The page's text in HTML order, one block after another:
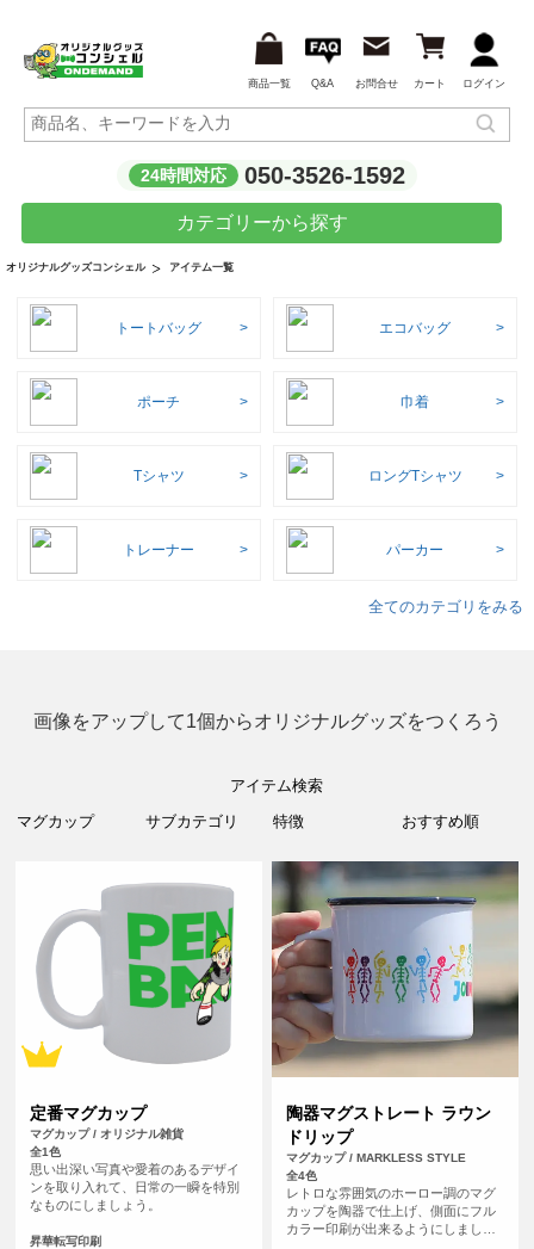
商品一覧 Q&A お問合せ カート ログイン
24時間対応 050-3526-1592
カテゴリーから探す
オリジナルグッズコンシェル アイテム一覧
トートバッグ エコバッグ
ポーチ 巾着
Tシャツ ロングTシャツ
トレーナー パーカー
全てのカテゴリをみる
画像をアップして1個からオリジナルグッズをつくろう
アイテム検索
定番マグカップ
マグカップ / オリジナル雑貨
全1色
思い出深い写真や愛着のあるデザイ
ンを取り入れて、日常の一瞬を特別
なものにしましょう。
昇華転写印刷
陶器マグストレート ラウン
ドリップ
マグカップ / MARKLESS STYLE
全4色
レトロな雰囲気のホーロー調のマグ
カップを陶器で仕上げ、側面にフル
カラー印刷が出来るようにしまし